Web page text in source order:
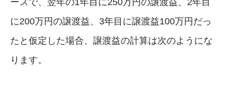
に200万円の譲渡益、3年目に譲渡益100万円だっ
たと仮定した場合、譲渡益の計算は次のようにな
ります。